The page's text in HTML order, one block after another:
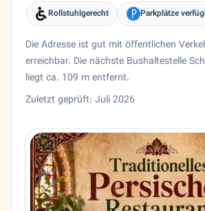
Rollstuhlgerecht Parkplätze
Die Adresse ist gut mit öffentlichen
erreichbar. Die nächste Bushaltestelle
liegt ca. 109 m entfernt.
Zuletzt geprüft: Juli 2026
Restaurant Bia2 in Berlin, Berlin.
Bundesland
Berlin
Stadt
Berlin